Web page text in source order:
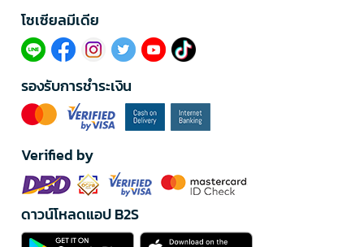
โซเซียลมีเดีย​
รองรับการชำระเงิน
Verified by
ดาวน์โหลดแอป B2S